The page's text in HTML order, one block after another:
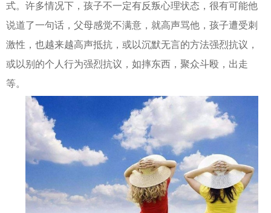
式。许多情况下，孩子不一定有反叛心理状态，很有可能他
说道了一句话，父母感觉不满意，就高声骂他，孩子遭受刺
激性，也越来越高声抵抗，或以沉默无言的方法强烈抗议，
或以别的个人行为强烈抗议，如摔东西，聚众斗殴，出走
等。